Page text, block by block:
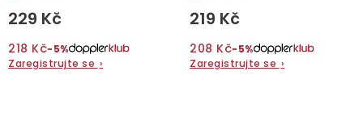
229 Kč
218 Kč−5%
Zaregistrujte se ›
219 Kč
208 Kč−5%
Zaregistrujte se ›